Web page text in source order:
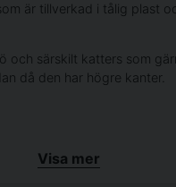
är tillverkad i tålig plast
och särskilt katters som
då den har högre kanter.
Visa mer